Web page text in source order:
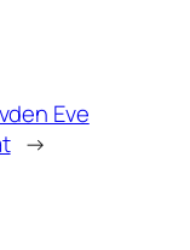
Eve
→